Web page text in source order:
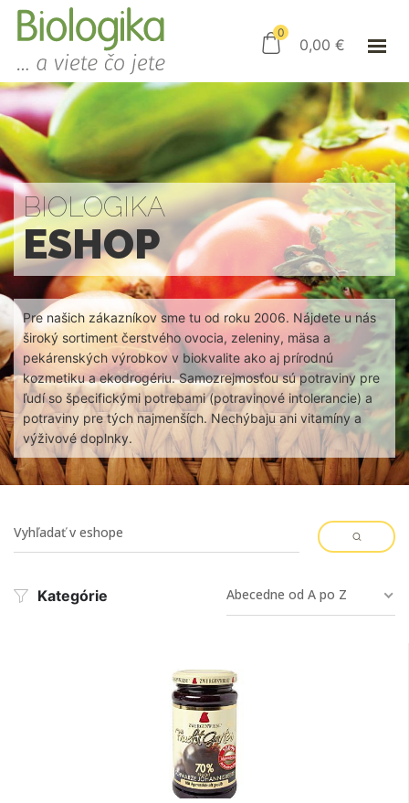
ESHOP
AKO NAKUPOVAŤ
KAMENNÝ OBCHOD
KONTAKT
0
0,00 €
PRIHLÁSENIE
BIOLOGIKA
ESHOP
Pre našich zákazníkov sme tu od roku 2006. Nájdete u nás
široký sortiment čerstvého ovocia, zeleniny, mäsa a
pekárenských výrobkov v biokvalite ako aj prírodnú
kozmetiku a ekodrogériu. Samozrejmosťou sú potraviny pre
ľudí so špecifickými potrebami (potravinové intolerancie) a
potraviny pre tých najmenších. Nechýbaju ani vitamíny a
výživové doplnky.
Kategórie Abecedne od A po Z